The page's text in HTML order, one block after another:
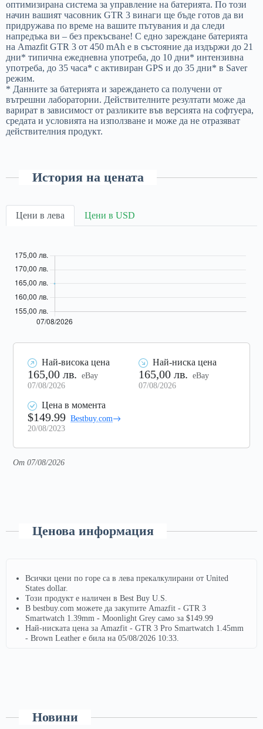
оптимизирана система за управление на батерията. По този
начин вашият часовник GTR 3 винаги ще бъде готов да ви
придружава по време на вашите пътувания и да следи
напредъка ви – без прекъсване! С едно зареждане батерията
на Amazfit GTR 3 от 450 mAh е в състояние да издържи до 21
дни* типична ежедневна употреба, до 10 дни* интензивна
употреба, до 35 часа* с активиран GPS и до 35 дни* в Saver
режим.
* Данните за батерията и зареждането са получени от
вътрешни лаборатории. Действителните резултати може да
варират в зависимост от разликите във версията на софтуера,
средата и условията на използване и може да не отразяват
действителния продукт.
История на цената
Цени в лева Цени в USD
Най-висока цена
165,00 лв. eBay
07/08/2026
Най-ниска цена
165,00 лв. eBay
07/08/2026
Цена в момента
$149.99 Bestbuy.com
20/08/2023
От 07/08/2026
Ценова информация
Всички цени по горе са в лева прекалкулирани от United
States dollar.
Този продукт е наличен в Best Buy U.S.
В bestbuy.com можете да закупите Amazfit - GTR 3
Smartwatch 1.39mm - Moonlight Grey само за $149.99
Най-ниската цена за Amazfit - GTR 3 Pro Smartwatch 1.45mm
- Brown Leather е била на 05/08/2026 10:33.
Новини